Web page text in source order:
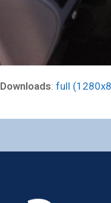
Downloads: full